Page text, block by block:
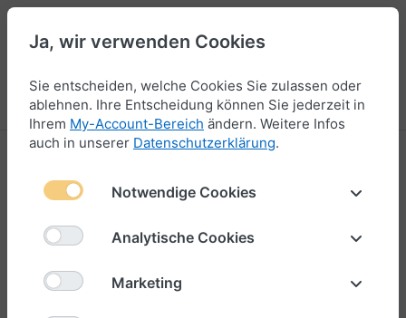
Menü Anmelden Vergleichen Wunschliste Warenkorb
Ja, wir verwenden Cookies
Sie entscheiden, welche Cookies Sie zulassen oder
ablehnen. Ihre Entscheidung können Sie jederzeit in
Ihrem My-Account-Bereich ändern. Weitere Infos
auch in unserer Datenschutzerklärung.
Notwendige Cookies
Analytische Cookies
Marketing